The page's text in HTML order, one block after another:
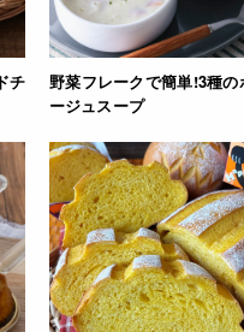
チ
野菜フレークで簡単!3種の
ージュスープ